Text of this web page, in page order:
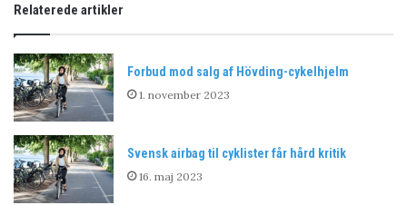
Relaterede artikler
Forbud mod salg af Hövding-cykelhjelm
1. november 2023
Svensk airbag til cyklister får hård kritik
16. maj 2023